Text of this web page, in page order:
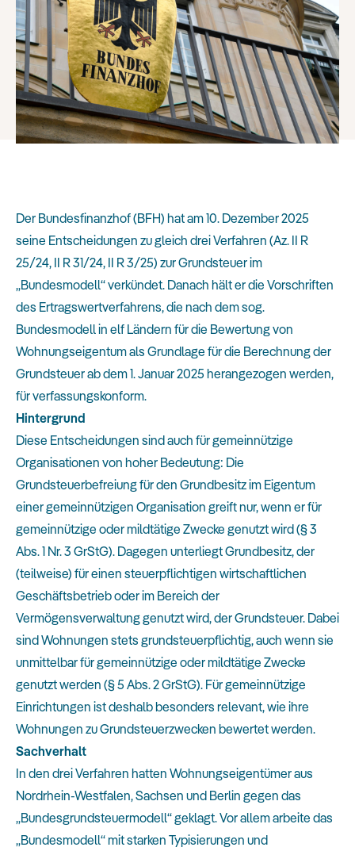
Der Bundesfinanzhof (BFH) hat am 10. Dezember 2025
seine Entscheidungen zu gleich drei Verfahren (Az. II R
25/24, II R 31/24, II R 3/25) zur Grundsteuer im
„Bundesmodell“ verkündet. Danach hält er die Vorschriften
des Ertragswertverfahrens, die nach dem sog.
Bundesmodell in elf Ländern für die Bewertung von
Wohnungseigentum als Grundlage für die Berechnung der
Grundsteuer ab dem 1. Januar 2025 herangezogen werden,
für verfassungskonform.
Hintergrund
Diese Entscheidungen sind auch für gemeinnützige
Organisationen von hoher Bedeutung: Die
Grundsteuerbefreiung für den Grundbesitz im Eigentum
einer gemeinnützigen Organisation greift nur, wenn er für
gemeinnützige oder mildtätige Zwecke genutzt wird (§ 3
Abs. 1 Nr. 3 GrStG). Dagegen unterliegt Grundbesitz, der
(teilweise) für einen steuerpflichtigen wirtschaftlichen
Geschäftsbetrieb oder im Bereich der
Vermögensverwaltung genutzt wird, der Grundsteuer. Dabei
sind Wohnungen stets grundsteuerpflichtig, auch wenn sie
unmittelbar für gemeinnützige oder mildtätige Zwecke
genutzt werden (§ 5 Abs. 2 GrStG). Für gemeinnützige
Einrichtungen ist deshalb besonders relevant, wie ihre
Wohnungen zu Grundsteuerzwecken bewertet werden.
Sachverhalt
In den drei Verfahren hatten Wohnungseigentümer aus
Nordrhein-Westfalen, Sachsen und Berlin gegen das
„Bundesgrundsteuermodell“ geklagt. Vor allem arbeite das
„Bundesmodell“ mit starken Typisierungen und